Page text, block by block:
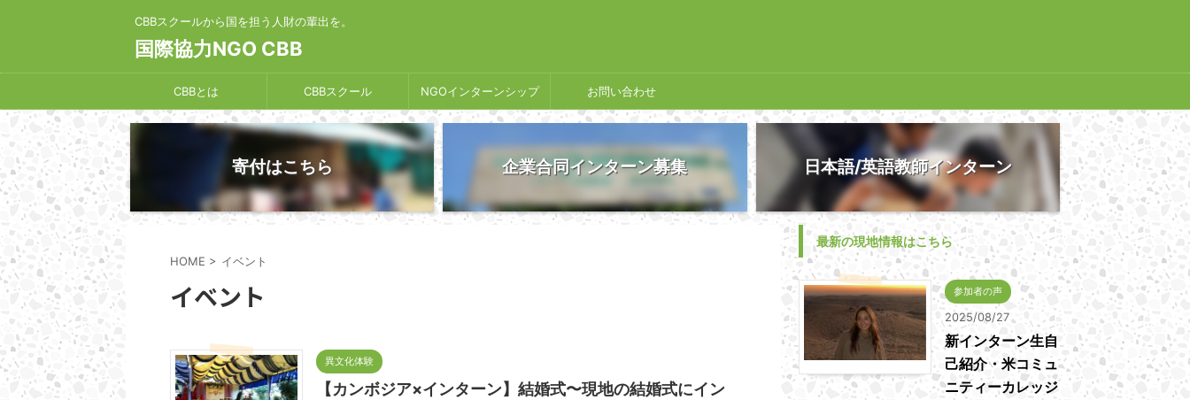
CBBスクールから国を担う人財の輩出を。
国際協力NGO CBB
CBBとは CBBスクール NGOインターンシップ お問い合わせ
寄付はこちら 企業合同インターン募集 日本語/英語教師インターン
HOME > イベント
イベント
異文化体験
【カンボジア×インターン】結婚式〜現地の結婚式にイン
最新の現地情報はこちら
参加者の声
2025/08/27
新インターン生自
己紹介・米コミュ
ニティーカレッジ